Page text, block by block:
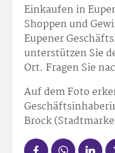
Einkaufen in
Shoppen und
Eupener
unterstützen Sie
Ort. Fragen Sie
Auf dem Foto
Brock